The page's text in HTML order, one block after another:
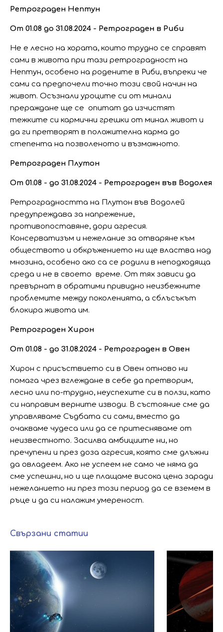
Ретрограден Нептун
От 01.08 до 31.08.2024 - Ретрограден в Риби
Не е лесно на хората, които трудно се справят
сами в живота при тази ретроградност на
Нептун, особено на родените в Риби, въпреки че
сами са предпочели точно този свой начин на
живот. Осъзнали уроците си от минали
прераждане ще се опитат да изчистят
тежките си кармични грешки от минал живот и
да ги претворят в положителна карма до
степента на позволеното и възможното.
Ретрограден Плутон
От 01.08 - до 31.08.2024 - Ретрограден във Водолея
Ретроградността на Плутон във Водолей
предупреждава за напрежение,
противопоставяне, дори агресия.
Консерватизъм и нежелание за отваряне към
обществото и обкръжението ни ще властва над
мнозина, особено ако са се родили в неподходяща
среда и не в своето време. От тях зависи да
превърнат в обратими привидно неизбежните
проблемите между поколенията, а сблъсъкът
блокира живота им.
Ретрограден Хирон
От 01.08 - до 31.08.2024 - Ретрограден в Овен
Хирон с присъствието си в Овен отново ни
помага чрез вглеждане в себе да претворим,
лесно или по-трудно, неуспехите си в ползи, като
си направим верните изводи. В състояние сме да
управляваме Съдбата си сами, вместо да
очакваме чудеса или да се притесняваме от
неизвестното. Засилва амбициите ни, но
пречупени и през доза агресия, която сме длъжни
да овладеем. Ако не успеем не само че няма да
сме успешни, но и ще плащаме висока цена заради
нежеланието ни през този период да се вземем в
ръце и да си наложим умереност.
Свързани статии